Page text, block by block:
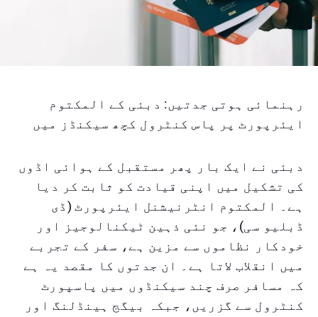
رہنمائی ہوتی جدتیں: دبئی کے المکتوم
ایئرپورٹ پر پاس کنٹرول کچھ سیکنڈز میں
دبئی نے ایک بار پھر مستقبل کے ہوائی اڈوں
کی تشکیل میں اپنی قیادت کو ثابت کر دیا
ہے۔ المکتوم انٹرنیشنل ایئرپورٹ (ڈی
ڈبلیو سی)، جو نئی ذہین ٹیکنالوجیز اور
خودکار نظاموں سے مزین ہے، سفر کے تجربے
میں انقلاب لاتا ہے۔ ان جدتوں کا مقصد یہ ہے
کہ مسافر صرف چند سیکنڈوں میں پاسپورٹ
کنٹرول سے گزریں، جبکہ بیگج ہینڈلنگ اور